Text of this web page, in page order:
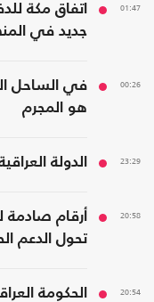
01:47
اتفاق مكة
جديد في
00:26
في الساحل
هو المجرم
23:29 الدولة
20:58
أرقام
تحول الدعم
20:54
الحكومة